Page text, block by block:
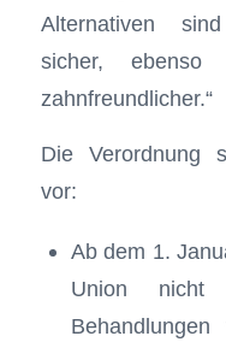
Alternativen
sicher,
zahnfreundlicher.“
Die Verordnung
vor:
Ab dem 1.
Union nicht